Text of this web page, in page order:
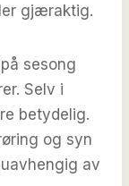
gjæraktig.
sesong
Selv i
betydelig.
og syn
av